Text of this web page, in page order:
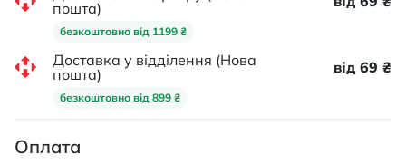
пошта)
безкоштовно від 1199 ₴
Доставка у відділення (Нова
пошта)
безкоштовно від 899 ₴
від 69 ₴
Оплата